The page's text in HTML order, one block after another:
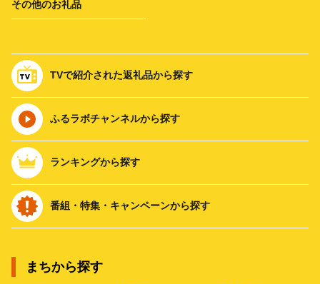
その他のお礼品
TVで紹介された返礼品から探す
ふるラボチャンネルから探す
ランキングから探す
番組・特集・キャンペーンから探す
まちから探す